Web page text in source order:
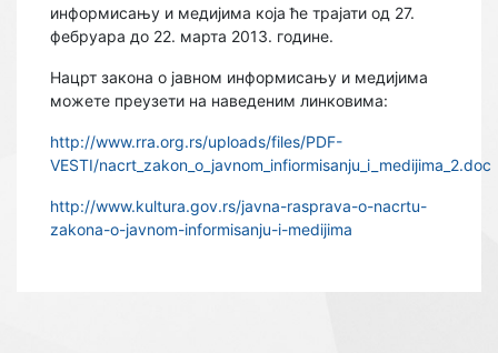
информисању и медијима која ће трајати од 27.
фебруара до 22. марта 2013. године.
Нацрт закона о јавном информисању и медијима
можете преузети на наведеним линковима:
http://www.rra.org.rs/uploads/files/PDF-
VESTI/nacrt_zakon_o_javnom_infiormisanju_i_medijima_2.doc
http://www.kultura.gov.rs/javna-rasprava-o-nacrtu-
zakona-o-javnom-informisanju-i-medijima